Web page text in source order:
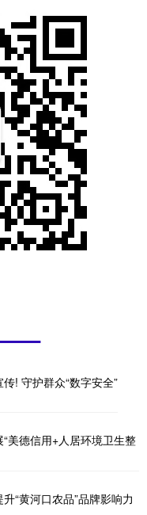
! 守护群众“数字安全”
美德信用+人居环境卫生整
“黄河口农品”品牌影响力